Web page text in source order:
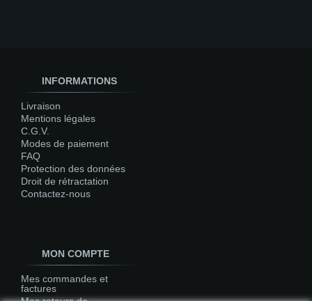
INFORMATIONS
Livraison
Mentions légales
C.G.V.
Modes de paiement
FAQ
Protection des données
Droit de rétractation
Contactez-nous
MON COMPTE
Mes commandes et
factures